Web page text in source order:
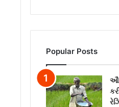
Popular Posts